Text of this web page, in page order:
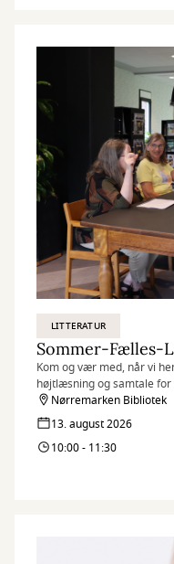
LITTERATUR
Sommer-Fælles-
Kom og vær med, når vi
højtlæsning og samtale
kræver ingen
møde andre og tale
Nørremarken Bibliotek
13. august 2026
10:00 - 11:30